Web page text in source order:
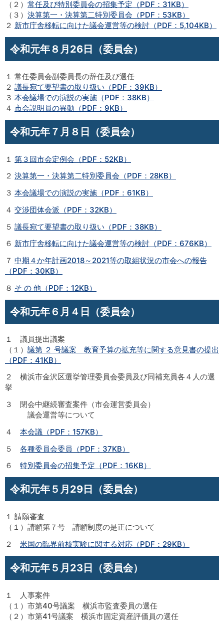
（２） 常任及び特別委員会の招集予定（PDF：31KB）
（３） 決算第一・決算第二特別委員会（PDF：53KB）
２ 新市庁舎移転に向けた議会運営等の検討（PDF：5,104KB）
令和元年８月26日（委員会）
１ 常任委員会副委員長の辞任及び選任
２ 議長宛て要望書の取り扱い（PDF：39KB）
３ 本会議場での演説の実施（PDF：38KB）
４ 市会説明員の異動（PDF：9KB）
令和元年７月８日（委員会）
１ 第３回市会定例会（PDF：52KB）
２ 決算第一・決算第二特別委員会（PDF：28KB）
３ 本会議場での演説の実施（PDF：61KB）
４ 交渉団体会派（PDF：32KB）
５ 議長宛て要望書の取り扱い（PDF：38KB）
６ 新市庁舎移転に向けた議会運営等の検討（PDF：676KB）
７ 中期４か年計画2018～2021等の取組状況の市会への報告
（PDF：30KB）
８ そ の 他（PDF：12KB）
令和元年６月４日（委員会）
１ 議員提出議案
（１） 議第 ２ 号議案 教育予算の拡充等に関する意見書の提出
（PDF：41KB）
２ 横浜市金沢区選挙管理委員会委員及び同補充員各４人の選
挙
３ 閉会中継続審査案件（市会運営委員会）
議会運営等について
４ 本会議（PDF：157KB）
５ 各種委員会委員（PDF：37KB）
６ 特別委員会の招集予定（PDF：16KB）
令和元年５月29日（委員会）
１ 請願審査
（１）請願第７号 請願制度の是正について
２ 米国の臨界前核実験に関する対応（PDF：29KB）
令和元年５月23日（委員会）
１ 人事案件
（１）市第40号議案 横浜市監査委員の選任
（２）市第41号議案 横浜市固定資産評価員の選任